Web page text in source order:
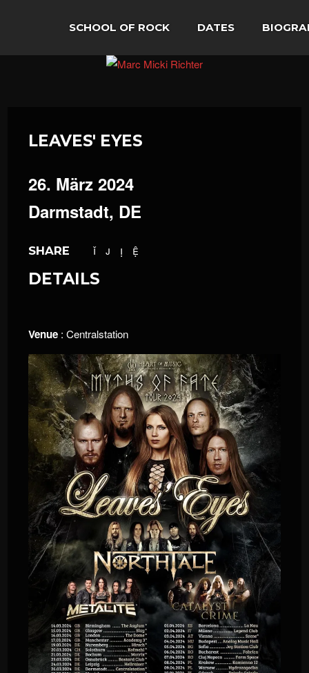
SCHOOL OF ROCK DATES
LEAVES' EYES
26. März 2024
Darmstadt, DE
SHARE
DETAILS
Venue : Centralstation